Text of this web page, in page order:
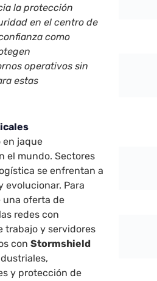
la protección
en el centro de
como
operativos sin
estas
en jaque
el mundo. Sectores
se enfrentan a
evolucionar. Para
una oferta de
redes con
trabajo y servidores
conStormshield
y protección de